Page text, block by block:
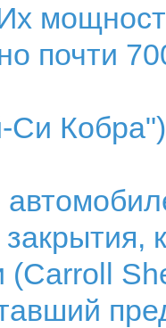
почти
Кобра")
закрытия,